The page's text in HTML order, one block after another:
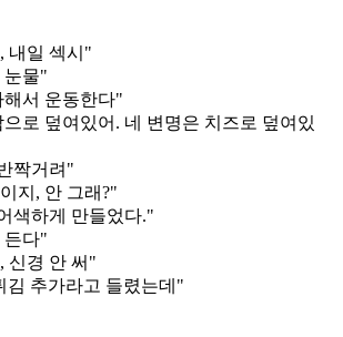
내일 섹시"
눈물"
서 운동한다"
로 덮여있어. 네 변명은 치즈로 덮여있
짝거려"
지, 안 그래?"
색하게 만들었다."
든다"
신경 안 써"
김 추가라고 들렸는데"